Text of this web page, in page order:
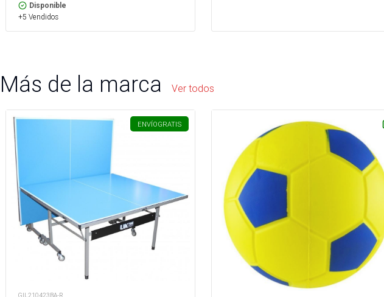
Disponible
+5 Vendidos
Más de la marca Ver todos
ENVÍOGRATIS
GIL210423BA-R